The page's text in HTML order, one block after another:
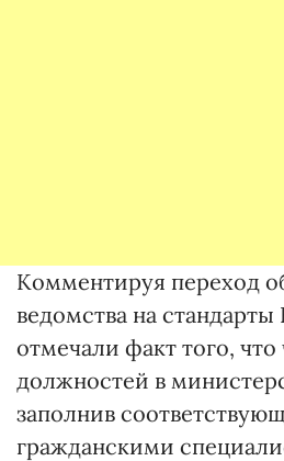
Комментируя переход
ведомства на
отмечали факт того, что
должностей в
заполнив
гражданскими